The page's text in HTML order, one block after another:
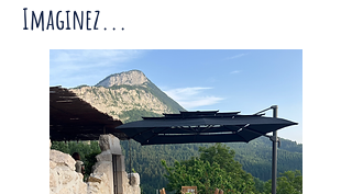
Imaginez...